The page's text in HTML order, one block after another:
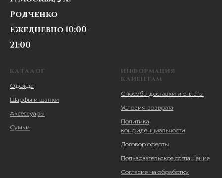
Родченко
Ежедневно 10:00-
21:00
КАТАЛОГ
Одежда
Шарфы и шапки
Аксессуары
Сумки
ИНФОРМАЦИЯ
КЛИЕНТАМ
Способы доставки и оплаты
Условия возврата
Политика
конфиденциальности
Договор оферты
Пользовательское соглашение
Согласие на обработку